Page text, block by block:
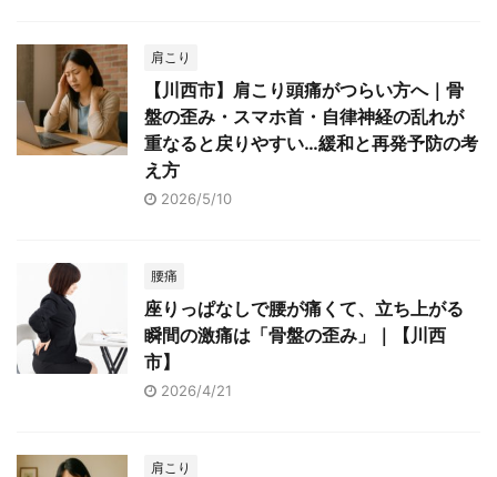
肩こり
【川西市】肩こり頭痛がつらい方へ｜骨
盤の歪み・スマホ首・自律神経の乱れが
重なると戻りやすい…緩和と再発予防の考
え方
2026/5/10
腰痛
座りっぱなしで腰が痛くて、立ち上がる
瞬間の激痛は「骨盤の歪み」｜【川西
市】
2026/4/21
肩こり